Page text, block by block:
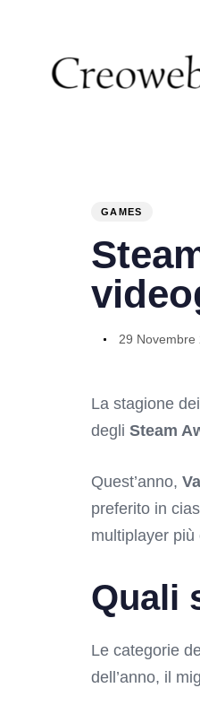
GAMES
29 Novembre
La stagione
degli Steam
Quest’anno,
preferito in
multiplayer più
Quali
Le categorie
dell’anno, il